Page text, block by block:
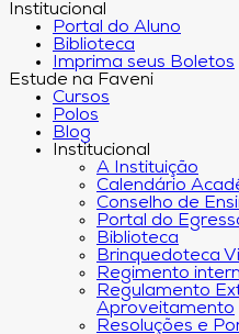
Institucional
Portal do Aluno
Biblioteca
Imprima seus Boletos
Estude na Faveni
Cursos
Polos
Blog
Institucional
A Instituição
Calendário
Conselho de
Portal do
Biblioteca
Brinquedoteca
Regimento
Regulamento
Aproveitamento
Resoluções e